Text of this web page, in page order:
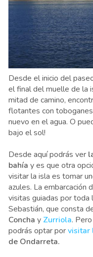
Desde el inicio del
el final del muelle de la
mitad de camino,
flotantes con
nuevo en el agua. O
bajo el sol!
Desde aquí podrás ver
bahía y es que otra
visitar la isla es tomar
azules. La embarcación
visitas guiadas por toda
Sebastián, que consta
Concha y Zurriola.
podrás optar porvisitar
de Ondarreta.